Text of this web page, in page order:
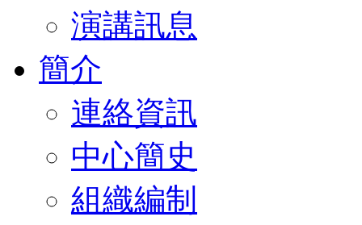
演講訊息
簡介
連絡資訊
中心簡史
組織編制